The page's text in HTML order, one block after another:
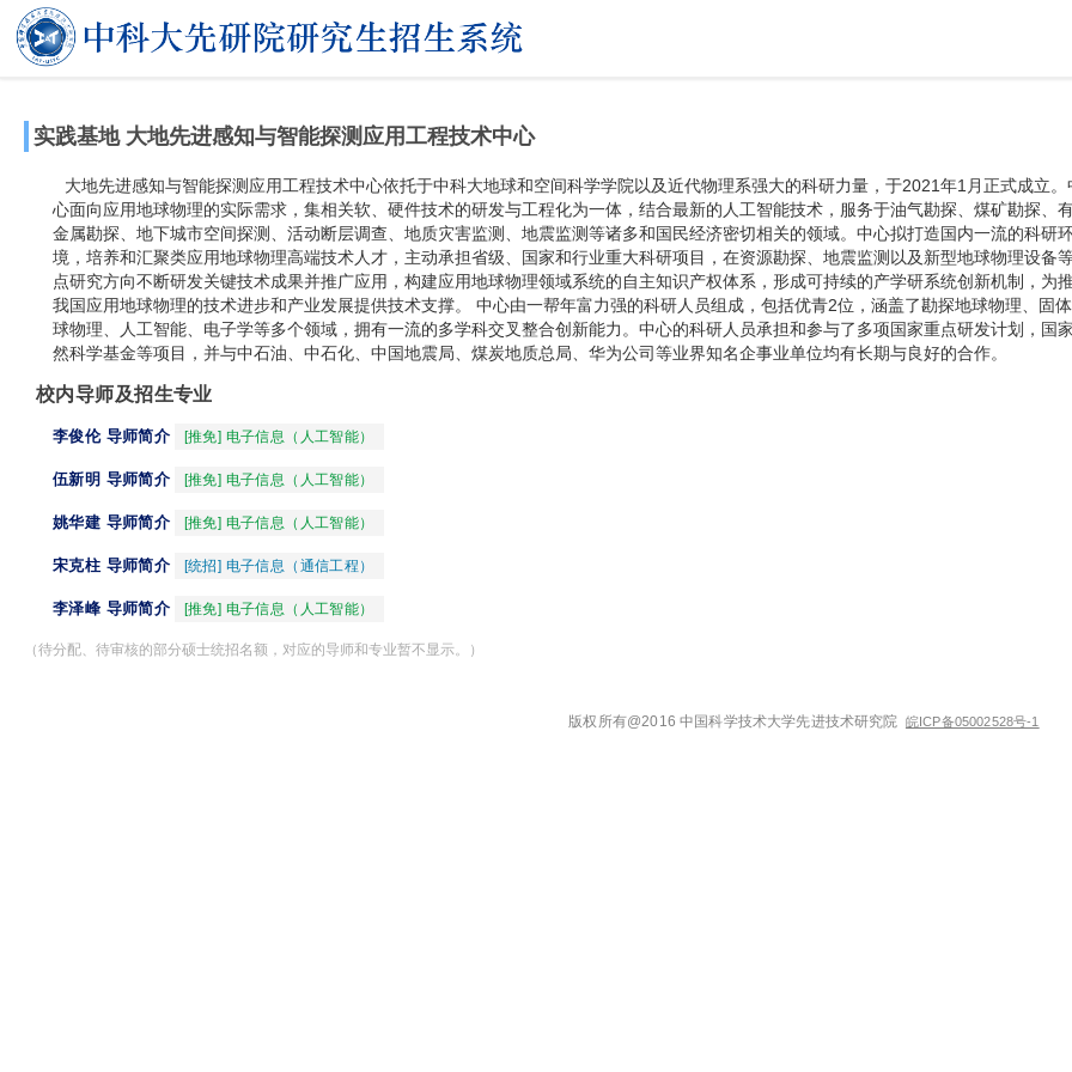
实践基地 大地先进感知与智能探测应用工程技术中心
大地先进感知与智能探测应用工程技术中心依托于中科大地球和空间科学学院以及近代物理系强大的科研力量，于2021年1月正式成立。
心面向应用地球物理的实际需求，集相关软、硬件技术的研发与工程化为一体，结合最新的人工智能技术，服务于油气勘探、煤矿勘探、
金属勘探、地下城市空间探测、活动断层调查、地质灾害监测、地震监测等诸多和国民经济密切相关的领域。中心拟打造国内一流的科研
境，培养和汇聚类应用地球物理高端技术人才，主动承担省级、国家和行业重大科研项目，在资源勘探、地震监测以及新型地球物理设备
点研究方向不断研发关键技术成果并推广应用，构建应用地球物理领域系统的自主知识产权体系，形成可持续的产学研系统创新机制，为
我国应用地球物理的技术进步和产业发展提供技术支撑。 中心由一帮年富力强的科研人员组成，包括优青2位，涵盖了勘探地球物理、固
球物理、人工智能、电子学等多个领域，拥有一流的多学科交叉整合创新能力。中心的科研人员承担和参与了多项国家重点研发计划，国
然科学基金等项目，并与中石油、中石化、中国地震局、煤炭地质总局、华为公司等业界知名企事业单位均有长期与良好的合作。
校内导师及招生专业
李俊伦 导师简介 [推免] 电子信息（人工智能）
伍新明 导师简介 [推免] 电子信息（人工智能）
姚华建 导师简介 [推免] 电子信息（人工智能）
宋克柱 导师简介 [统招] 电子信息（通信工程）
李泽峰 导师简介 [推免] 电子信息（人工智能）
（待分配、待审核的部分硕士统招名额，对应的导师和专业暂不显示。）
版权所有@2016 中国科学技术大学先进技术研究院 皖ICP备05002528号-1